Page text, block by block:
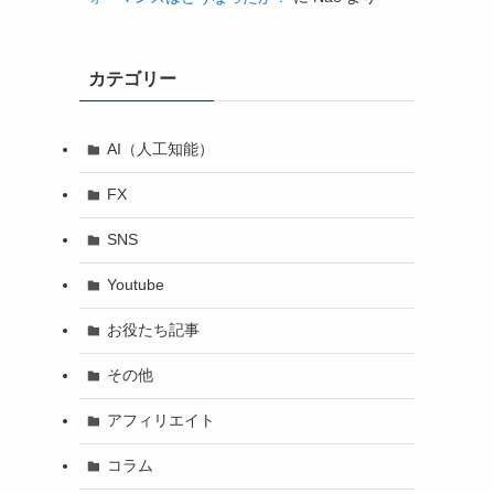
カテゴリー
AI（人工知能）
FX
SNS
Youtube
お役たち記事
その他
アフィリエイト
コラム